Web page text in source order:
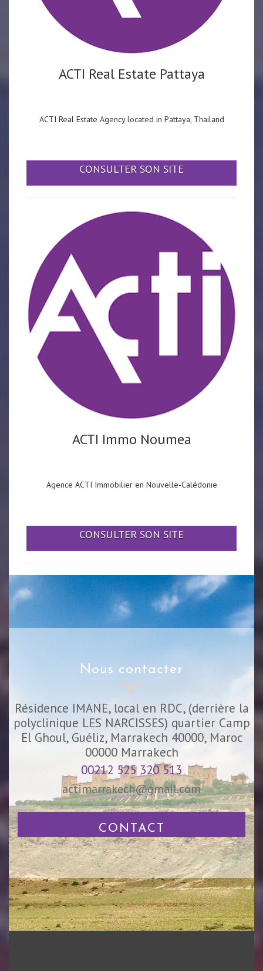
ACTI Real Estate Pattaya
ACTI Real Estate Agency located in Pattaya, Thailand
CONSULTER SON SITE
ACTI Immo Noumea
Agence ACTI Immobilier en Nouvelle-Calédonie
CONSULTER SON SITE
nous contacter
Résidence IMANE, local en RDC, (derrière la
polyclinique LES NARCISSES) quartier Camp
El Ghoul, Guéliz, Marrakech 40000, Maroc
00000 Marrakech
00212 525 320 513
actimarrakech@gmail.com
CONTACT